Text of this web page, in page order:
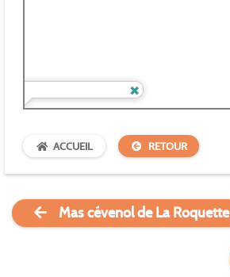
ACCUEIL RETOUR
Mas cévenol de La Roquette